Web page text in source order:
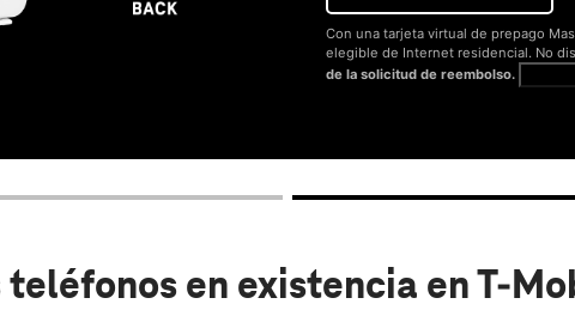
Con una tarjeta virtual de prepago
elegible de Internet residencial. No
de la solicitud de reembolso.
teléfonos en existencia en T-